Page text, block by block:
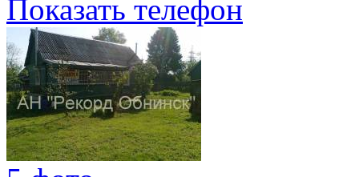
Показать телефон